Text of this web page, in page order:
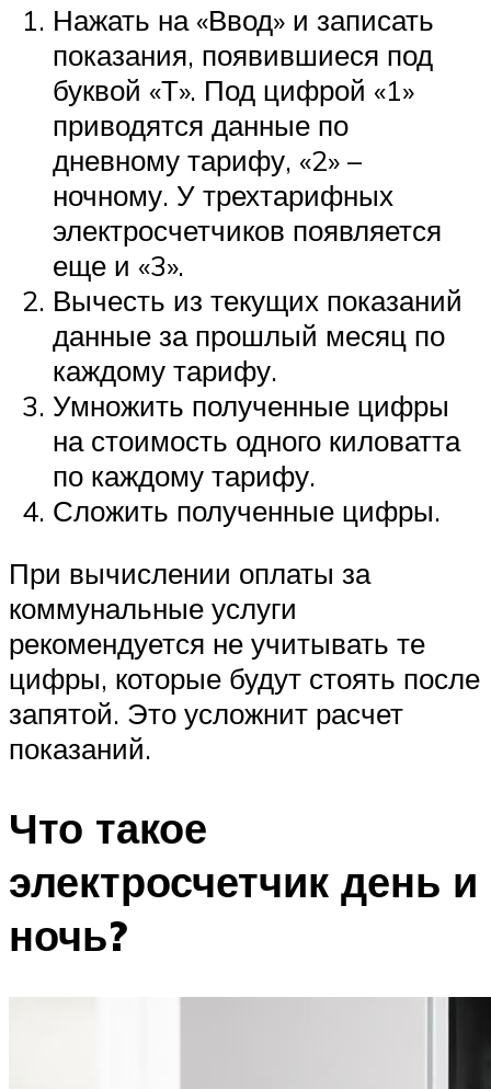
Нажать на «Ввод» и записать
показания, появившиеся под
буквой «Т». Под цифрой «1»
приводятся данные по
дневному тарифу, «2» –
ночному. У трехтарифных
электросчетчиков появляется
еще и «3».
Вычесть из текущих показаний
данные за прошлый месяц по
каждому тарифу.
Умножить полученные цифры
на стоимость одного киловатта
по каждому тарифу.
Сложить полученные цифры.
При вычислении оплаты за
коммунальные услуги
рекомендуется не учитывать те
цифры, которые будут стоять после
запятой. Это усложнит расчет
показаний.
Что такое
электросчетчик день и
ночь?